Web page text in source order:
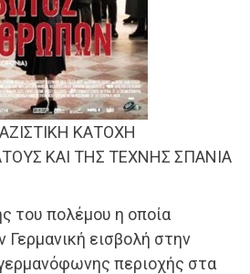
ΚΑΤΟΧΗ
ΚΑΙ ΤΗΣ ΤΕΧΝΗΣ ΣΠΑΝΙΑ
του πολέμου η οποία
εισβολή στην
περιοχής στα